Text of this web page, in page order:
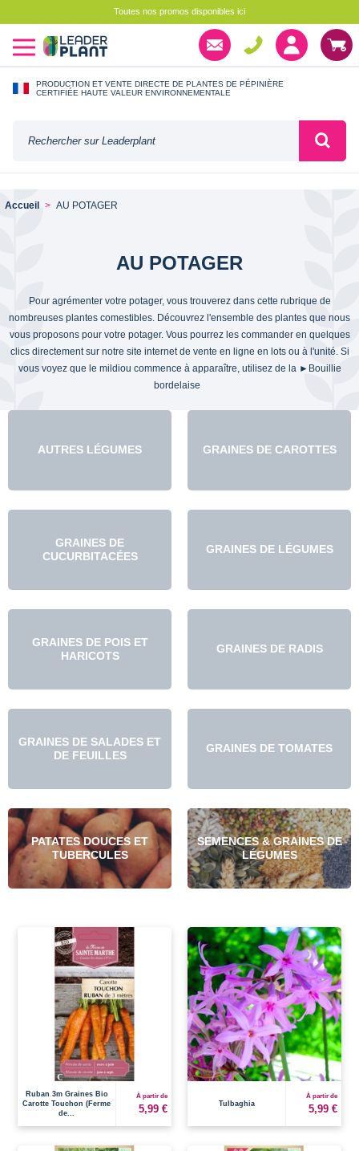
Toutes nos promos disponibles ici
PRODUCTION ET VENTE DIRECTE DE PLANTES DE PÉPINIÈRE
CERTIFIÉE HAUTE VALEUR ENVIRONNEMENTALE
Accueil AU POTAGER
AU POTAGER
Pour agrémenter votre potager, vous trouverez dans cette rubrique de
nombreuses plantes comestibles. Découvrez l'ensemble des plantes que nous
vous proposons pour votre potager. Vous pourrez les commander en quelques
clics directement sur notre site internet de vente en ligne en lots ou à l'unité. Si
vous voyez que le mildiou commence à apparaître, utilisez de la ►Bouillie
bordelaise
Ruban 3m Graines Bio
Carotte Touchon (Ferme
de...
À partir de
5,99 € Tulbaghia
À partir de
5,99 €
AUTRES LÉGUMES GRAINES DE CAROTTES
GRAINES DE
CUCURBITACÉES
GRAINES DE LÉGUMES
GRAINES DE POIS ET
HARICOTS
GRAINES DE RADIS
GRAINES DE SALADES ET
DE FEUILLES
GRAINES DE TOMATES
PATATES DOUCES ET
TUBERCULES
SEMENCES & GRAINES DE
LÉGUMES